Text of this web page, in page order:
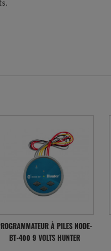
À PILES NODE-
BT-400 9 VOLTS HUNTER